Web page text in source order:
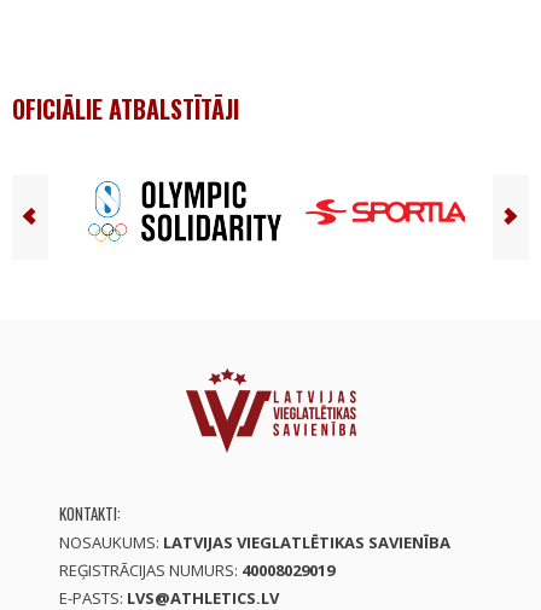
OFICIĀLIE ATBALSTĪTĀJI
KONTAKTI:
NOSAUKUMS: LATVIJAS VIEGLATLĒTIKAS SAVIENĪBA
REĢISTRĀCIJAS NUMURS: 40008029019
E-PASTS: LVS@ATHLETICS.LV